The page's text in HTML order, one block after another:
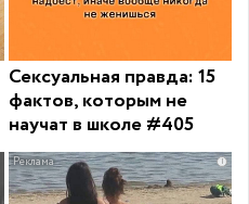
Сексуальная правда: 15
фактов, которым не
научат в школе #405
i